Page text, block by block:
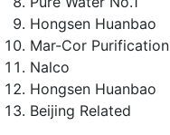
Hongsen Huanbao
Mar-Cor Purification
Nalco
Hongsen Huanbao
Beijing Related